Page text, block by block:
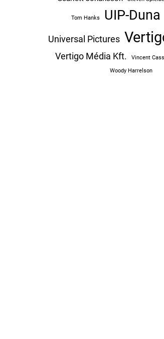
Tom Hanks UIP-
Universal Pictures
Vertigo Média Kft. Vincent
Woody Harrelson